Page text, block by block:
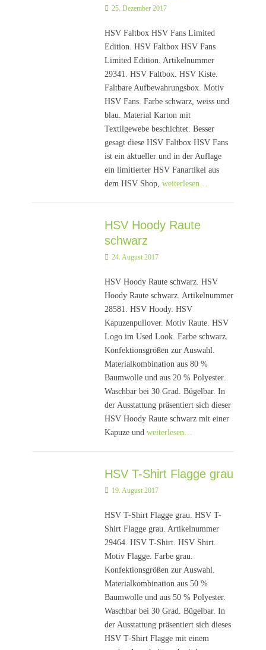
Posted
25. Dezember 2017
HSV Faltbox HSV Fans Limited
Edition. HSV Faltbox HSV Fans
Limited Edition. Artikelnummer
29341. HSV Faltbox. HSV Kiste.
Faltbare Aufbewahrungsbox. Motiv
HSV Fans. Farbe schwarz, weiss und
blau. Material Karton mit
Textilgewebe beschichtet. Besser
gesagt diese HSV Faltbox HSV Fans
ist ein aktueller und in der Auflage
ein limitierter HSV Fanartikel aus
dem HSV Shop,weiterlesen…
HSV Hoody Raute
schwarz
Posted
24. August 2017
HSV Hoody Raute schwarz. HSV
Hoody Raute schwarz. Artikelnummer
28581. HSV Hoody. HSV
Kapuzenpullover. Motiv Raute. HSV
Logo im Used Look. Farbe schwarz.
Konfektionsgrößen zur Auswahl.
Materialkombination aus 80 %
Baumwolle und aus 20 % Polyester.
Waschbar bei 30 Grad. Bügelbar. In
der Ausstattung präsentiert sich dieser
HSV Hoody Raute schwarz mit einer
Kapuze undweiterlesen…
HSV T-Shirt Flagge grau
Posted
19. August 2017
HSV T-Shirt Flagge grau. HSV T-
Shirt Flagge grau. Artikelnummer
29464. HSV T-Shirt. HSV Shirt.
Motiv Flagge. Farbe grau.
Konfektionsgrößen zur Auswahl.
Materialkombination aus 50 %
Baumwolle und aus 50 % Polyester.
Waschbar bei 30 Grad. Bügelbar. In
der Ausstattung präsentiert sich dieses
HSV T-Shirt Flagge mit einem